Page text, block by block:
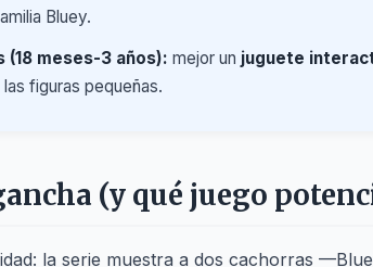
Bluey.
(18 meses-3 años): mejor un juguete
figuras pequeñas.
(y qué juego
la serie muestra a dos cachorras